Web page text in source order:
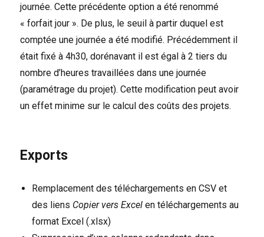
journée. Cette précédente option a été renommé
« forfait jour ». De plus, le seuil à partir duquel est
comptée une journée a été modifié. Précédemment il
était fixé à 4h30, dorénavant il est égal à 2 tiers du
nombre d’heures travaillées dans une journée
(paramétrage du projet). Cette modification peut avoir
un effet minime sur le calcul des coûts des projets.
Exports
Remplacement des téléchargements en CSV et
des liens Copier vers Excel en téléchargements au
format Excel (.xlsx)